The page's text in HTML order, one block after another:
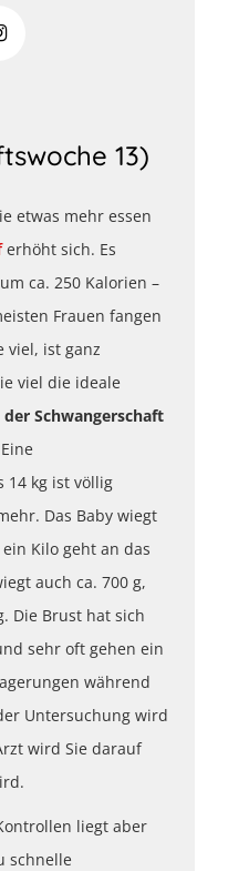
13)
etwas mehr essen
erhöht sich. Es
ca. 250 Kalorien –
Frauen fangen
viel, ist ganz
viel die ideale
Schwangerschaft
14 kg ist völlig
Das Baby wiegt
Kilo geht an das
auch ca. 700 g,
Die Brust hat sich
sehr oft gehen ein
während
Untersuchung wird
wird Sie darauf
liegt aber
schnelle